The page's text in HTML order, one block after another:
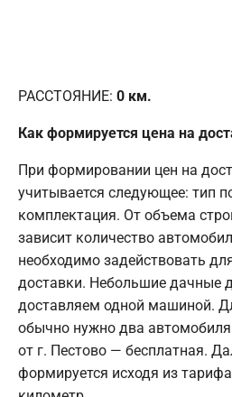
РАССТОЯНИЕ: 0 км.
Как формируется цена на
При формировании цен на
учитывается следующее: тип
комплектация. От объема
зависит количество
необходимо задействовать
доставки. Небольшие дачные
доставляем одной машиной.
обычно нужно два
от г. Пестово — бесплатная.
формируется исходя из